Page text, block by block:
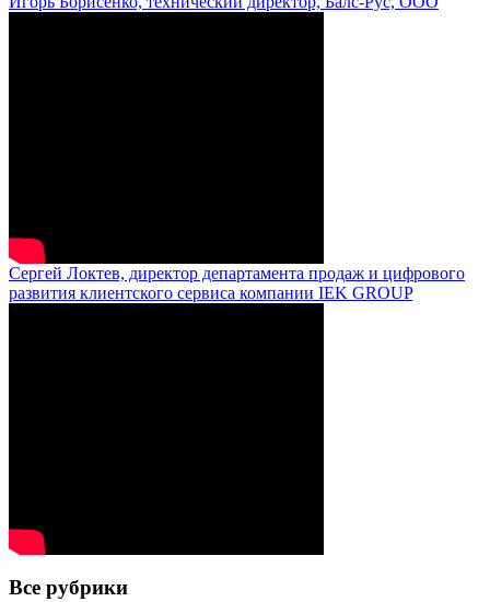
Сергей Локтев, директор департамента продаж и цифрового
развития клиентского сервиса компании IEK GROUP
Все рубрики